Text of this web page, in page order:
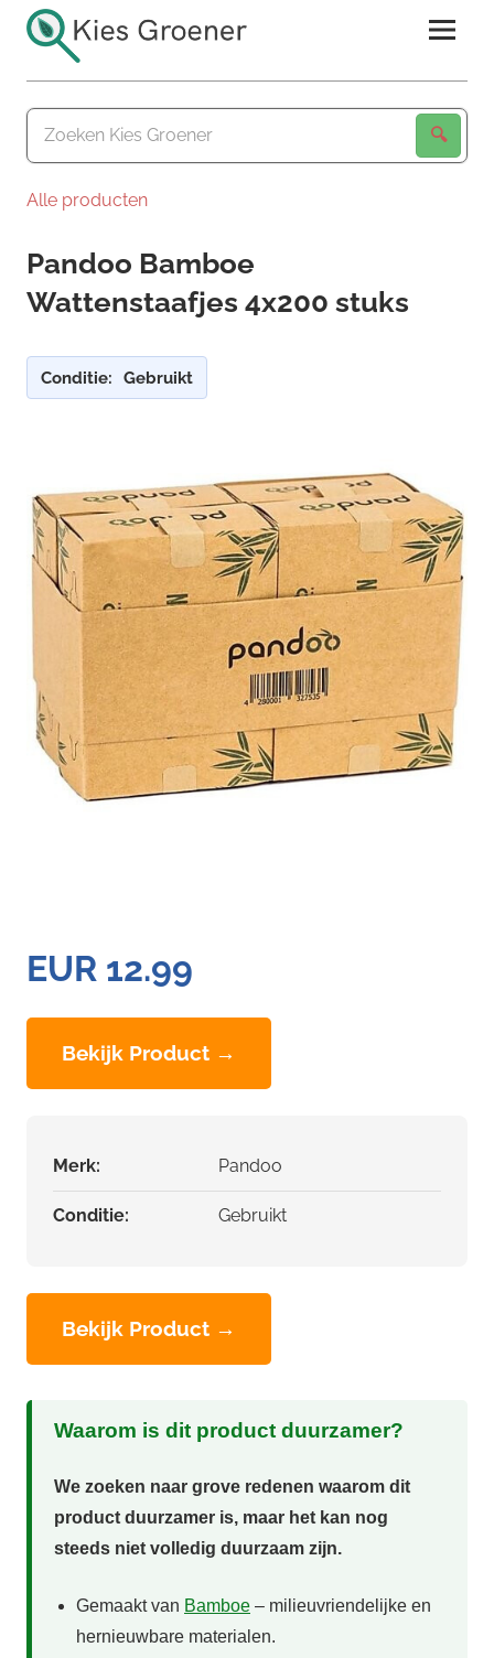
naar
inhoudKies
Groener
Alle producten
Pandoo Bamboe
Wattenstaafjes 4x200 stuks
Conditie: Gebruikt
EUR 12.99
Bekijk Product →
Merk: Pandoo
Conditie: Gebruikt
Bekijk Product →
Waarom is dit product duurzamer?
We zoeken naar grove redenen waarom dit
product duurzamer is, maar het kan nog
steeds niet volledig duurzaam zijn.
Gemaakt van Bamboe – milieuvriendelijke en
hernieuwbare materialen.